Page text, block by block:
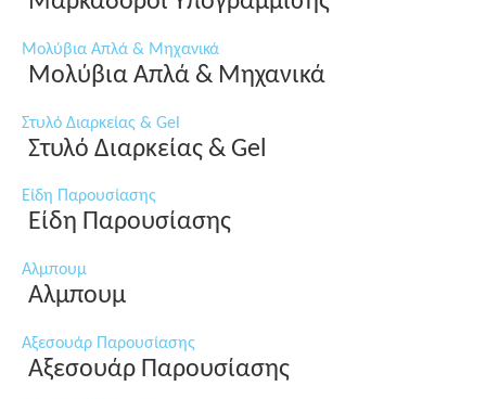
Μολύβια Απλά & Μηχανικά
Μολύβια Απλά & Μηχανικά
Στυλό Διαρκείας & Gel
Στυλό Διαρκείας & Gel
Είδη Παρουσίασης
Είδη Παρουσίασης
Αλμπουμ
Αλμπουμ
Αξεσουάρ Παρουσίασης
Αξεσουάρ Παρουσίασης